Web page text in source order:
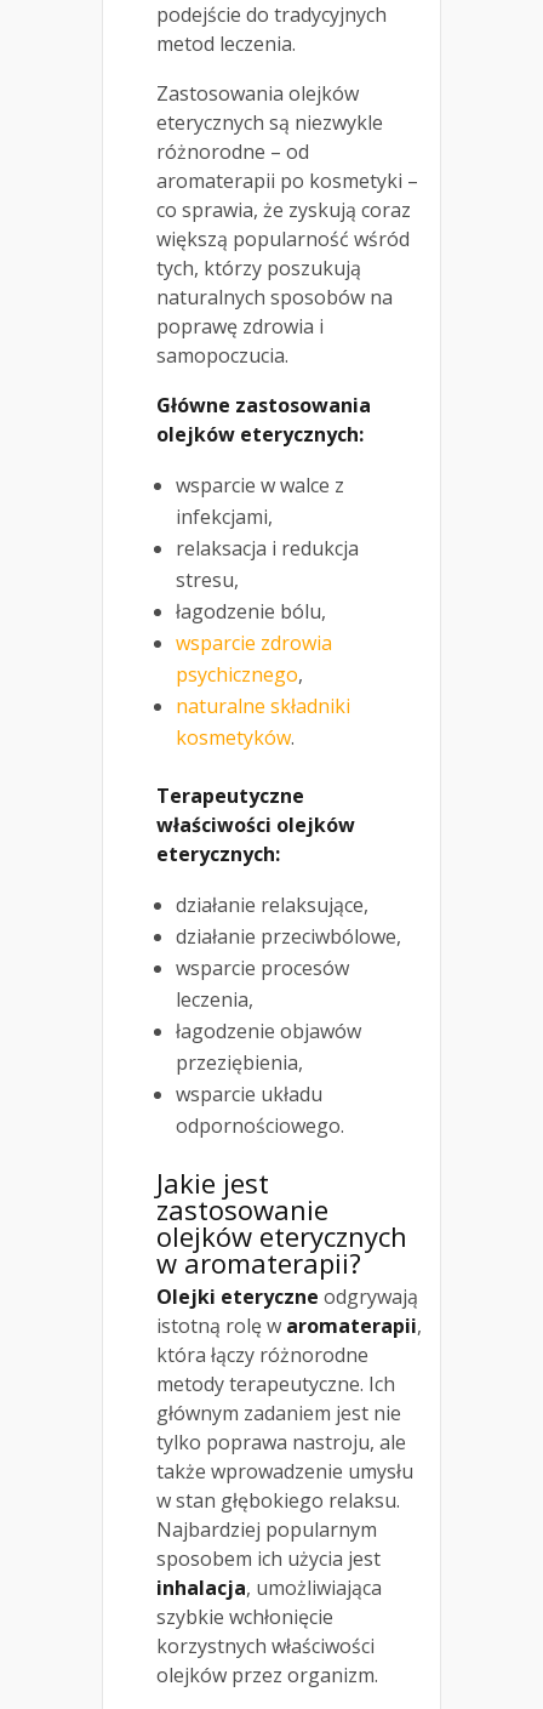
podejście do tradycyjnych
metod leczenia.
Zastosowania olejków
eterycznych są niezwykle
różnorodne – od
aromaterapii po kosmetyki –
co sprawia, że zyskują coraz
większą popularność wśród
tych, którzy poszukują
naturalnych sposobów na
poprawę zdrowia i
samopoczucia.
Główne zastosowania
olejków eterycznych:
wsparcie w walce z
infekcjami,
relaksacja i redukcja
stresu,
łagodzenie bólu,
wsparcie zdrowia
psychicznego,
naturalne składniki
kosmetyków.
Terapeutyczne
właściwości olejków
eterycznych:
działanie relaksujące,
działanie przeciwbólowe,
wsparcie procesów
leczenia,
łagodzenie objawów
przeziębienia,
wsparcie układu
odpornościowego.
Jakie jest
zastosowanie
olejków eterycznych
w aromaterapii?
Olejki eteryczne odgrywają
istotną rolę w aromaterapii,
która łączy różnorodne
metody terapeutyczne. Ich
głównym zadaniem jest nie
tylko poprawa nastroju, ale
także wprowadzenie umysłu
w stan głębokiego relaksu.
Najbardziej popularnym
sposobem ich użycia jest
inhalacja, umożliwiająca
szybkie wchłonięcie
korzystnych właściwości
olejków przez organizm.